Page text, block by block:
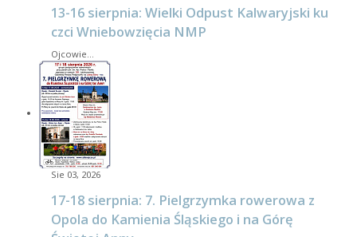
13-16 sierpnia: Wielki Odpust Kalwaryjski ku
czci Wniebowzięcia NMP
Ojcowie…
Sie 03, 2026
17-18 sierpnia: 7. Pielgrzymka rowerowa z
Opola do Kamienia Śląskiego i na Górę